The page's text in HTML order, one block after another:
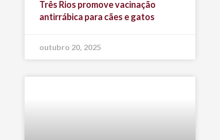
Três Rios promove vacinação
antirrábica para cães e gatos
outubro 20, 2025